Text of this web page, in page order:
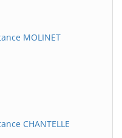
MOLINET
CHANTELLE